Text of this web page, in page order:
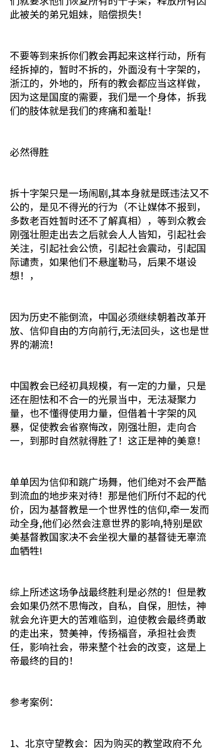
此被关的弟兄姐妹，赔偿损失！
不要等到来拆你们教会再起来这样行动，所有
经拆掉的，暂时不拆的，外面没有十字架的，
浙江的，外地的，所有的教会都应当这样做，
因为这是国度的需要，我们是一个身体，拆我
们的肢体就是我们的疼痛和羞耻！
必然得胜
拆十字架只是一场闹剧,其本身就是既违法又不
公的，是见不得光的行为（不让媒体不报到，
多数老百姓暂时还不了解真相），等到众教会
刚强壮胆走出去之后就会人人皆知，引起社会
关注，引起社会公愤，引起社会震动，引起国
际谴责，如果他们不悬崖勒马，后果不堪设
想！，
因为历史不能倒流，中国必须继续朝着改革开
放、信仰自由的方向前行,无法回头，这也是世
界的潮流！
中国教会已经初具规模，有一定的力量，只是
还在胆怯和不合一的光景当中，无法凝聚力
量，也不懂得使用力量，但借着十字架的风
暴，促使教会省察悔改，刚强壮胆，走向合
一，到那时自然就得胜了！这正是神的美意！
单单因为信仰和跳广场舞，他们绝对不会严酷
到流血的地步来对待！那是他们所付不起的代
价，因为基督教是一个世界性的信仰,牵一发而
动全身,他们必然会注意世界的影响,特别是欧
美基督教国家决不会坐视大量的基督徒无辜流
血牺牲!
综上所述这场争战最终胜利是必然的！但是教
会如果仍然不思悔改，自私，自保，胆怯，神
就会允许更大的苦难临到，迫使教会最终勇敢
的走出来，赞美神，传扬福音，承担社会责
任，影响社会，带来整个社会的改变，这是上
帝最终的目的！
参考案例：
1、北京守望教会：因为购买的教堂政府不允